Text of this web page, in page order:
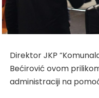
Direktor JKP
Bećirović ovom
administraciji na